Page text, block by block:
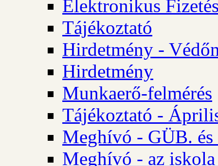
Elektronikus
Tájékoztató
Hirdetmény -
Hirdetmény
Munkaerő-felmérés
Tájékoztató -
Meghívó - GÜB.
Meghívó - az iskola